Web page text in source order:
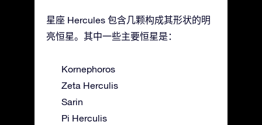
星座 Hercules 包含几颗构成其形状的明
亮恒星。其中一些主要恒星是：
Kornephoros
Zeta Herculis
Sarin
Pi Herculis